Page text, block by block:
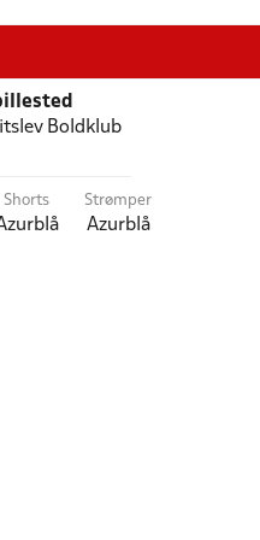
Boldklub
Shorts Strømper
Azurblå